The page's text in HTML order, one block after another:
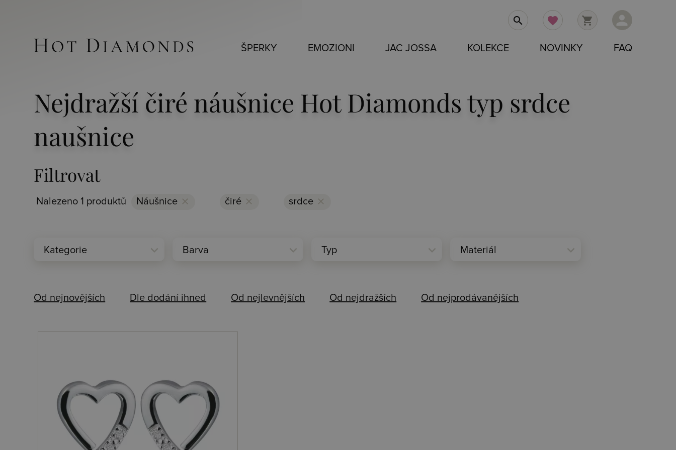
person
shopping_cart
favorite
search
ŠPERKY EMOZIONI JAC JOSSA KOLEKCE NOVINKY FAQ
Nejdražší čiré náušnice Hot Diamonds typ srdce
naušnice
Filtrovat
Nalezeno 1 produktů Náušnice clear čiré clear srdce clear
expand_more
Kategorie expand_more
Barva expand_more
Typ expand_more
Materiál
Od nejnovějších Dle dodání ihned Od nejlevnějších Od nejdražších Od nejprodávanějších